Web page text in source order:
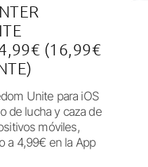
(16,99€
Unite para iOS
de lucha y caza de
móviles,
a 4,99€ en la App